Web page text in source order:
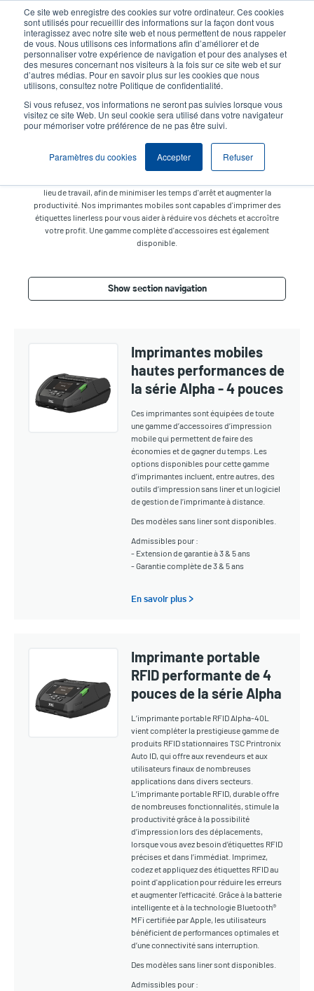
Ce site web enregistre des cookies sur votre ordinateur. Ces cookies
sont utilisés pour recueillir des informations sur la façon dont vous
interagissez avec notre site web et nous permettent de nous rappeler
de vous. Nous utilisons ces informations afin d’améliorer et de
personnaliser votre expérience de navigation et pour des analyses et
des mesures concernant nos visiteurs à la fois sur ce site web et sur
d’autres médias. Pour en savoir plus sur les cookies que nous
utilisons, consultez notre Politique de confidentialité.
Si vous refusez, vos informations ne seront pas suivies lorsque vous
visitez ce site Web. Un seul cookie sera utilisé dans votre navigateur
pour mémoriser votre préférence de ne pas être suivi.
Paramètres du cookies Accepter Refuser
contenu
principal
User
account
menu
User
Header
Sélection Produits Contact Commercial
Mobiles
Imprimez vos reçus et vos étiquettes en toute mobilité et à la demande.
Nos imprimantes mobiles à la fois petites, légères et robustes sont
dotées d'une batterie longue durée pour vous permettre de travailler
lieu de travail, afin de minimiser les temps d'arrêt et augmenter la
productivité. Nos imprimantes mobiles sont capables d'imprimer des
étiquettes linerless pour vous aider à réduire vos déchets et accroître
votre profit. Une gamme complète d'accessoires est également
disponible.
Show section navigation
Imprimantes mobiles
hautes performances de
la série Alpha - 4 pouces
Ces imprimantes sont équipées de toute
une gamme d’accessoires d’impression
mobile qui permettent de faire des
économies et de gagner du temps. Les
options disponibles pour cette gamme
d’imprimantes incluent, entre autres, des
outils d’impression sans liner et un logiciel
de gestion de l’imprimante à distance.
Des modèles sans liner sont disponibles.
Admissibles pour :
- Extension de garantie à 3 & 5 ans
- Garantie complète de 3 & 5 ans
En savoir plus >
Imprimante portable
RFID performante de 4
pouces de la série Alpha
L’imprimante portable RFID Alpha-40L
vient compléter la prestigieuse gamme de
produits RFID stationnaires TSC Printronix
Auto ID, qui offre aux revendeurs et aux
utilisateurs finaux de nombreuses
applications dans divers secteurs.
L’imprimante portable RFID, durable offre
de nombreuses fonctionnalités, stimule la
productivité grâce à la possibilité
d’impression lors des déplacements,
lorsque vous avez besoin d’étiquettes RFID
précises et dans l’immédiat. Imprimez,
codez et appliquez des étiquettes RFID au
point d'application pour réduire les erreurs
et augmenter l'efficacité. Grâce à la batterie
intelligente et à la technologie Bluetooth®
MFi certifiée par Apple, les utilisateurs
bénéficient de performances optimales et
d’une connectivité sans interruption.
Des modèles sans liner sont disponibles.
Admissibles pour :